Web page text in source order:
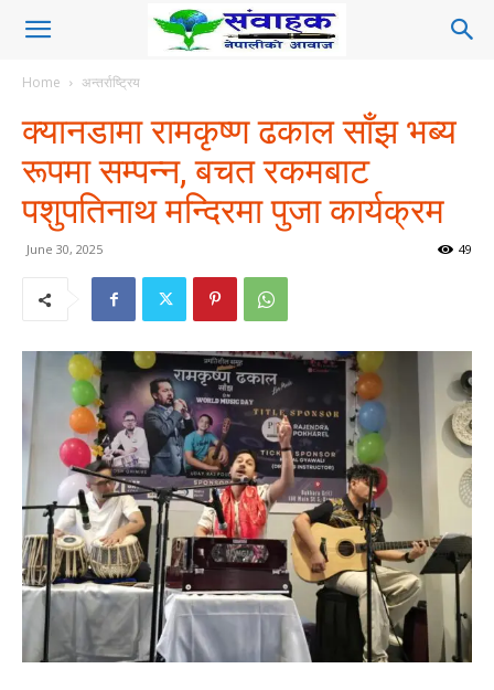
Home अन्तर्राष्ट्रिय
क्यानडामा रामकृष्ण ढकाल साँझ भब्य
रूपमा सम्पन्न, बचत रकमबाट
पशुपतिनाथ मन्दिरमा पुजा कार्यक्रम
June 30, 2025 49